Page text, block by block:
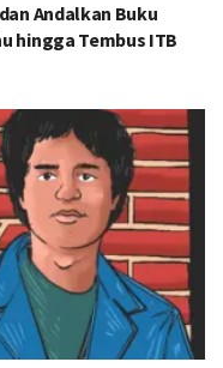
Andalkan Buku
hingga Tembus ITB